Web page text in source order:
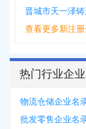
晋城市天一泽铸
查看更多新注
热门行业企
物流仓储企业名
批发零售企业名